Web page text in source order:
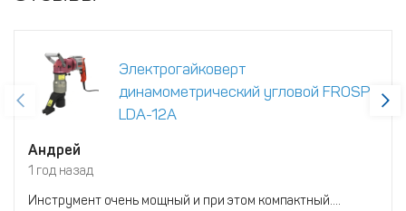
Электрогайковерт
динамометрический угловой FROSP
LDA-12A
Андрей
1 год назад
Инструмент очень мощный и при этом компактный....